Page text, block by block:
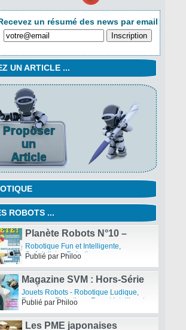
un résumé des news par email
UN ARTICLE ...
ROBOTS ...
Planète Robots N°10 –
Sortie du Magazine
Robotique Fun et Intelligente,
Spécialistes Robotiques
Publié par Philoo
Magazine SVM : Hors-Série